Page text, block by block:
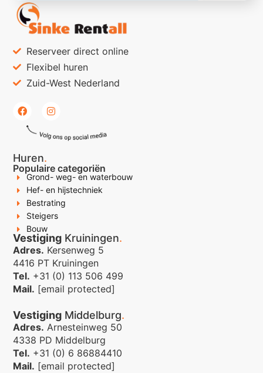
Reserveer direct online
Flexibel huren
Zuid-West Nederland
Huren.
Populaire categoriën
Grond- weg- en waterbouw
Hef- en hijstechniek
Bestrating
Steigers
Bouw
Vestiging Kruiningen.
Adres. Kersenweg 5
4416 PT Kruiningen
Tel. +31 (0) 113 506 499
Mail. [email protected]
Vestiging Middelburg.
Adres. Arnesteinweg 50
4338 PD Middelburg
Tel. +31 (0) 6 86884410
Mail. [email protected]